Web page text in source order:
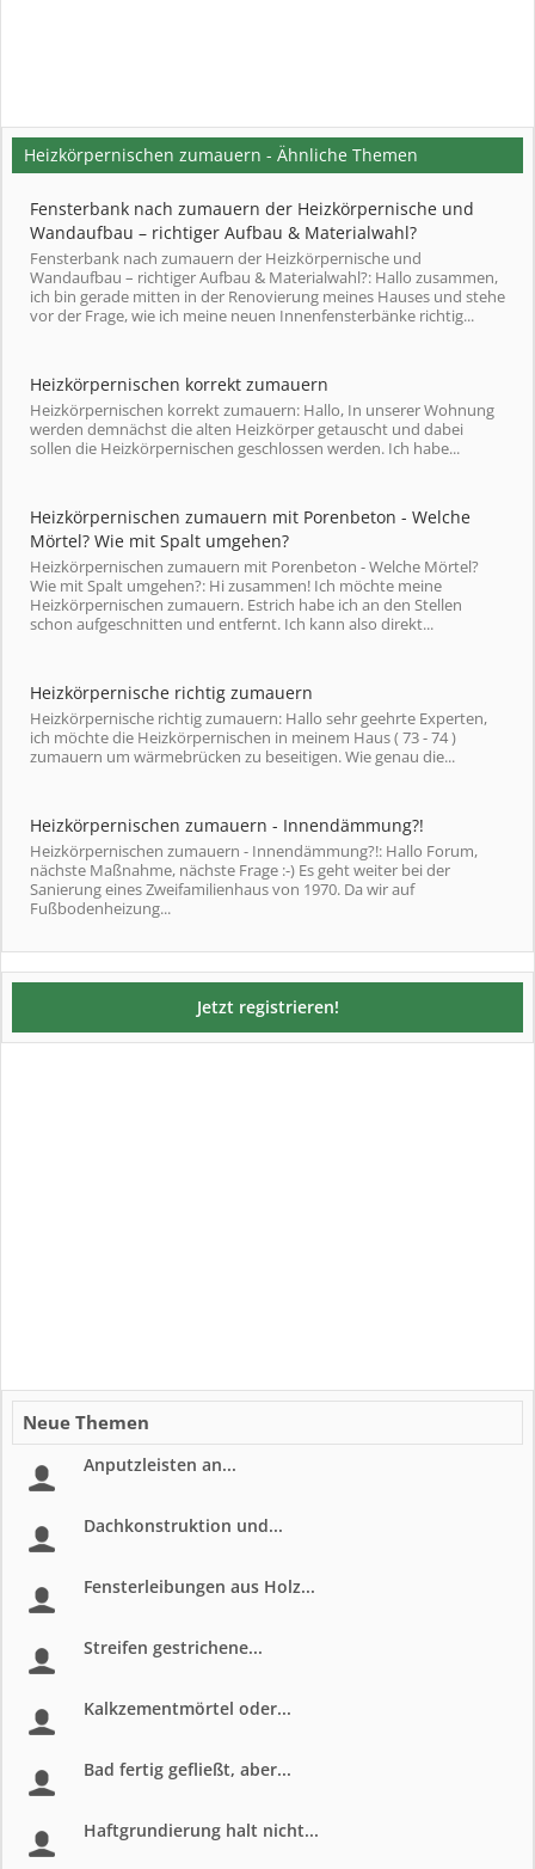
Heizkörpernischen zumauern - Ähnliche Themen
Fensterbank nach zumauern der Heizkörpernische und
Wandaufbau – richtiger Aufbau & Materialwahl?
Fensterbank nach zumauern der Heizkörpernische und
Wandaufbau – richtiger Aufbau & Materialwahl?: Hallo zusammen,
ich bin gerade mitten in der Renovierung meines Hauses und stehe
vor der Frage, wie ich meine neuen Innenfensterbänke richtig...
Heizkörpernischen korrekt zumauern
Heizkörpernischen korrekt zumauern: Hallo, In unserer Wohnung
werden demnächst die alten Heizkörper getauscht und dabei
sollen die Heizkörpernischen geschlossen werden. Ich habe...
Heizkörpernischen zumauern mit Porenbeton - Welche
Mörtel? Wie mit Spalt umgehen?
Heizkörpernischen zumauern mit Porenbeton - Welche Mörtel?
Wie mit Spalt umgehen?: Hi zusammen! Ich möchte meine
Heizkörpernischen zumauern. Estrich habe ich an den Stellen
schon aufgeschnitten und entfernt. Ich kann also direkt...
Heizkörpernische richtig zumauern
Heizkörpernische richtig zumauern: Hallo sehr geehrte Experten,
ich möchte die Heizkörpernischen in meinem Haus ( 73 - 74 )
zumauern um wärmebrücken zu beseitigen. Wie genau die...
Heizkörpernischen zumauern - Innendämmung?!
Heizkörpernischen zumauern - Innendämmung?!: Hallo Forum,
nächste Maßnahme, nächste Frage :-) Es geht weiter bei der
Sanierung eines Zweifamilienhaus von 1970. Da wir auf
Fußbodenheizung...
Jetzt registrieren!
Neue Themen
Anputzleisten an...
Dachkonstruktion und...
Fensterleibungen aus Holz...
Streifen gestrichene...
Kalkzementmörtel oder...
Bad fertig gefließt, aber...
Haftgrundierung halt nicht...